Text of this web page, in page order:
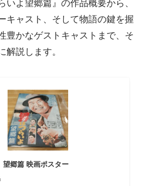
いよ望郷篇』の作品概要から、
キャスト、そして物語の鍵を握
豊かなゲストキャストまで、そ
解説します。
望郷篇 映画ポスター